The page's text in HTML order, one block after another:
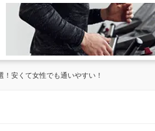
！安くて女性でも通いやすい！